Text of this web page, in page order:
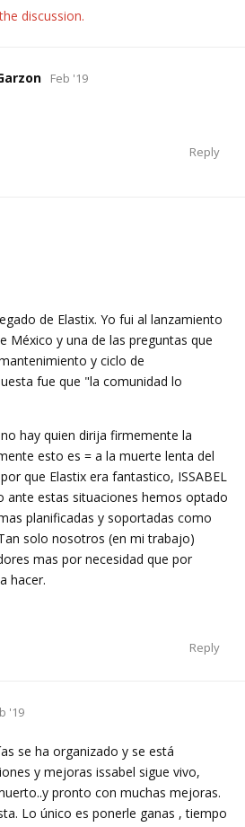
discussion.
Feb '19
Reply
de Elastix. Yo fui al lanzamiento
México y una de las preguntas que
y ciclo de
fue que "la comunidad lo
hay quien dirija firmemente la
esto es = a la muerte lenta del
que Elastix era fantastico, ISSABEL
ante estas situaciones hemos optado
planificadas y soportadas como
solo nosotros (en mi trabajo)
mas por necesidad que por
hacer.
Reply
'19
se ha organizado y se está
y mejoras issabel sigue vivo,
pronto con muchas mejoras.
Lo único es ponerle ganas , tiempo